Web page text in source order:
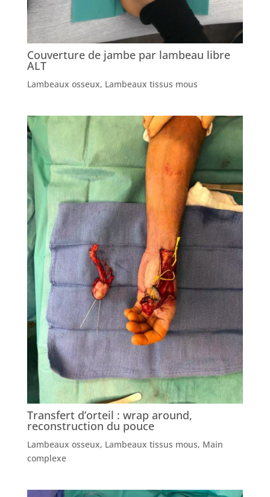
Couverture de jambe par lambeau libre
ALT
Lambeaux osseux, Lambeaux tissus mous
Transfert d’orteil : wrap around,
reconstruction du pouce
Lambeaux osseux, Lambeaux tissus mous, Main
complexe